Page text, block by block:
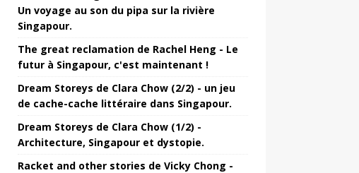
Un voyage au son du pipa sur la rivière
Singapour.
The great reclamation de Rachel Heng - Le
futur à Singapour, c'est maintenant !
Dream Storeys de Clara Chow (2/2) - un jeu
de cache-cache littéraire dans Singapour.
Dream Storeys de Clara Chow (1/2) -
Architecture, Singapour et dystopie.
Racket and other stories de Vicky Chong -